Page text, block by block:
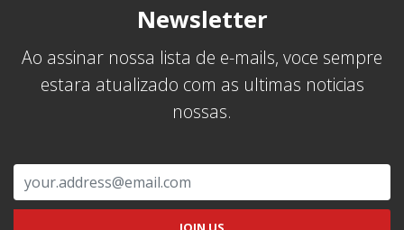
Newsletter
Ao assinar nossa lista de e-mails, voce sempre
estara atualizado com as ultimas noticias
nossas.